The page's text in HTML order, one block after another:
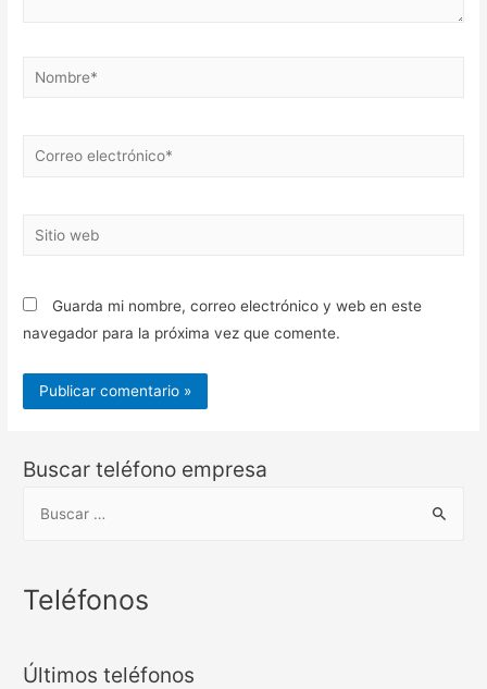
Nombre*
Correo
Sitio
Guarda mi nombre, correo electrónico y web en este
navegador para la próxima vez que comente.
Buscar teléfono empresa
c
:
Teléfonos
Últimos teléfonos